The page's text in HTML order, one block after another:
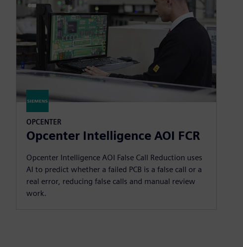
OPCENTER
Opcenter Intelligence AOI FCR
Opcenter Intelligence AOI False Call Reduction uses
AI to predict whether a failed PCB is a false call or a
real error, reducing false calls and manual review
work.